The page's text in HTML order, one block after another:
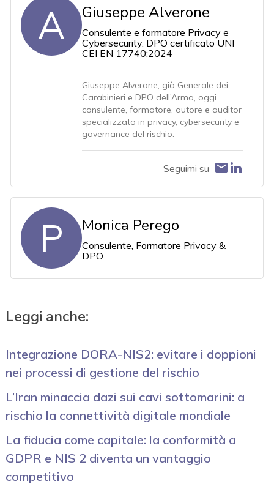
A Giuseppe Alverone
Consulente e formatore Privacy e
Cybersecurity. DPO certificato UNI
CEI EN 17740:2024
Giuseppe Alverone, già Generale dei
Carabinieri e DPO dell’Arma, oggi
consulente, formatore, autore e auditor
specializzato in privacy, cybersecurity e
governance del rischio.
Seguimi su
P Monica Perego
Consulente, Formatore Privacy &
DPO
Leggi anche:
Integrazione DORA-NIS2: evitare i doppioni
nei processi di gestione del rischio
L’Iran minaccia dazi sui cavi sottomarini: a
rischio la connettività digitale mondiale
La fiducia come capitale: la conformità a
GDPR e NIS 2 diventa un vantaggio
competitivo